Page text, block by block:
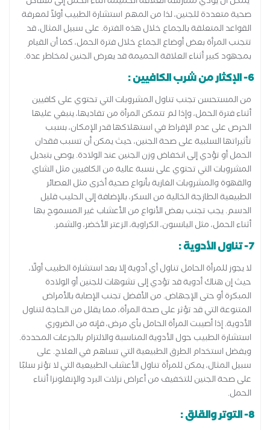
صحية متعددة للجنين، لذا من المهم استشارة الطبيب أولاً لمعرفة
القواعد المتعلقة بالجماع خلال هذه الفترة. على سبيل المثال، قد
تتجنب المرأة بعض أوضاع الجماع خلال فترة الحمل، كما أن القيام
بمجهود كبير أثناء العلاقة الحميمة قد يعرض الجنين لمخاطر عدة.
6- الإكثار من شرب الكافيين :
من المستحسن تجنب تناول المشروبات التي تحتوي على كافيين
أثناء فترة الحمل، وإذا لم تتمكن المرأة من تفاديها، ينبغي عليها
الحرص على عدم الإفراط في استهلاكها قدر الإمكان، بسبب
تأثيراتها السلبية على صحة الجنين، حيث يمكن أن تسبب فقدان
الحمل أو تؤدي إلى انخفاض وزن الجنين عند الولادة. يوصى بتبديل
المشروبات التي تحتوي على نسبة عالية من الكافيين مثل الشاي
والقهوة والمشروبات الغازية بأنواع صحية أخرى مثل العصائر
الطبيعية الطازجة الخالية من السكر، بالإضافة إلى الحليب قليل
الدسم. يجب تجنب بعض الأنواع من الأعشاب غير المسموح بها
أثناء الحمل، مثل اليانسون، الكراوية، الزعتر الأخضر، والشمر.
7- تناول الأدوية :
لا يجوز للمرأة الحامل تناول أي أدوية إلا بعد استشارة الطبيب أولًا،
حيث إن هناك أدوية قد تؤدي إلى تشوهات للجنين أو الولادة
المبكرة أو حتى الإجهاض. من الأفضل تجنب الإصابة بالأمراض
المتنوعة التي قد تؤثر على صحة المرأة، مما يقلل من الحاجة لتناول
الأدوية. إذا أصيبت المرأة الحامل بأي مرض، فإنه من الضروري
استشارة الطبيب حول الأدوية المناسبة والالتزام بالجرعات المحددة.
ويفضل استخدام الطرق الطبيعية التي تساهم في العلاج. على
سبيل المثال، يمكن للمرأة تناول الأعشاب الطبيعية التي لا تؤثر سلبًا
على صحة الجنين للتخفيف من أعراض نزلات البرد والإنفلونزا أثناء
الحمل.
8- التوتر والقلق :